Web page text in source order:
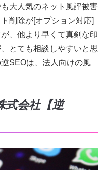
大人気のネット風評被害
削除が[オプション対応]
、他より早くて真剣な印
とても相談しやすいと思
SEOは、法人向けの風
式会社【逆